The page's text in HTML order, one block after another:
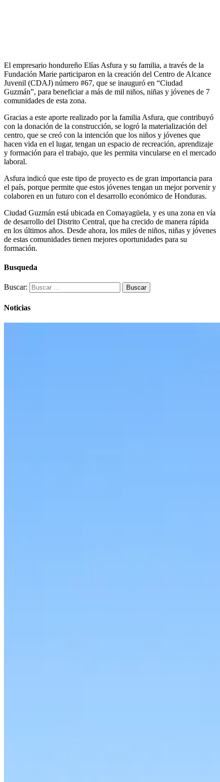
El empresario hondureño Elías Asfura y su familia, a través de la
Fundación Marie participaron en la creación del Centro de Alcance
Juvenil (CDAJ) número #67, que se inauguró en “Ciudad
Guzmán”, para beneficiar a más de mil niños, niñas y jóvenes de 7
comunidades de esta zona.
Gracias a este aporte realizado por la familia Asfura, que contribuyó
con la donación de la construcción, se logró la materialización del
centro, que se creó con la intención que los niños y jóvenes que
hacen vida en el lugar, tengan un espacio de recreación, aprendizaje
y formación para el trabajo, que les permita vincularse en el mercado
laboral.
Asfura indicó que este tipo de proyecto es de gran importancia para
el país, porque permite que estos jóvenes tengan un mejor porvenir y
colaboren en un futuro con el desarrollo económico de Honduras.
Ciudad Guzmán está ubicada en Comayagüela, y es una zona en vía
de desarrollo del Distrito Central, que ha crecido de manera rápida
en los últimos años. Desde ahora, los miles de niños, niñas y jóvenes
de estas comunidades tienen mejores oportunidades para su
formación.
Busqueda
Buscar:
Noticias